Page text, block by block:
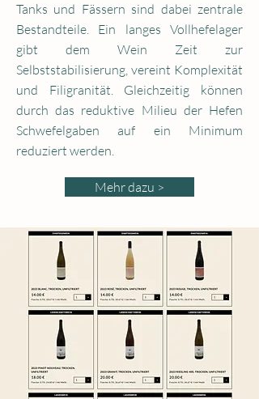
Tanks und Fässern sind dabei zentrale
Bestandteile. Ein langes Vollhefelager
gibt dem Wein Zeit zur
Selbststabilisierung, vereint Komplexität
und Filigranität. Gleichzeitig können
durch das reduktive Milieu der Hefen
Schwefelgaben auf ein Minimum
reduziert werden.
Mehr dazu >